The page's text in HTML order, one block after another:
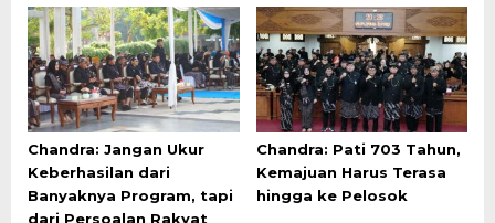
Chandra: Jangan Ukur
Keberhasilan dari
Banyaknya Program, tapi
dari Persoalan Rakyat
Chandra: Pati 703 Tahun,
Kemajuan Harus Terasa
hingga ke Pelosok